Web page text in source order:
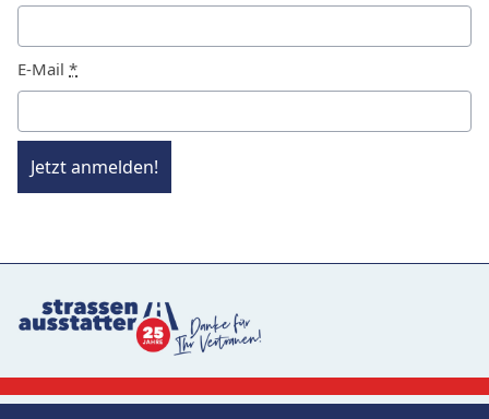
E-Mail *
Jetzt anmelden!